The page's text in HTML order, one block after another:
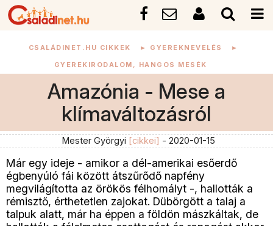
CSALÁDINET.HU CIKKEK ► GYEREKNEVELÉS ►
GYEREKIRODALOM, HANGOS MESÉK
Amazónia - Mese a
klímaváltozásról
Mester Györgyi [cikkei] - 2020-01-15
Már egy ideje - amikor a dél-amerikai esőerdő
égbenyúló fái között átszűrődő napfény
megvilágította az örökös félhomályt -, hallották a
rémisztő, érthetetlen zajokat. Dübörgött a talaj a
talpuk alatt, már ha éppen a földön mászkáltak, de